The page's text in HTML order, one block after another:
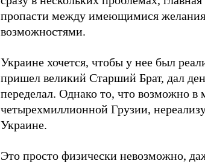
пропасти между имеющимися
возможностями.
Украине хочется, чтобы у нее был
пришел великий Старший Брат, дал
переделал. Однако то, что возможно в
четырехмиллионной Грузии,
Украине.
Это просто физически невозможно,